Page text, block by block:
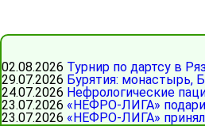
02.08.2026 Турнир по дартсу в
29.07.2026 Бурятия: монастырь,
24.07.2026 Нефрологические
23.07.2026 «НЕФРО-ЛИГА»
23.07.2026 «НЕФРО-ЛИГА»